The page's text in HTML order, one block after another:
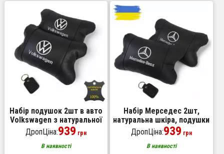
Набір подушок 2шт в авто
Volkswagen з натуральної
шкіри, на підголовник у
машину, Автомобільна
подушка
ДропЦіна:939 грн
В наявності
Набір Мерседес 2шт,
натуральна шкіра, подушки
на підголівник для авто з
логотипом Mercedes-Benz
ДропЦіна:939 грн
В наявності